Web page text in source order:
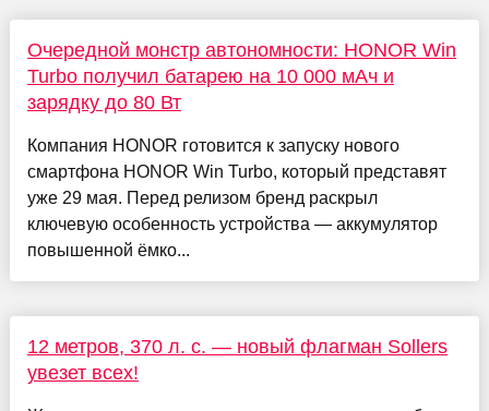
Очередной монстр автономности: HONOR Win
Turbo получил батарею на 10 000 мАч и
зарядку до 80 Вт
Компания HONOR готовится к запуску нового
смартфона HONOR Win Turbo, который представят
уже 29 мая. Перед релизом бренд раскрыл
ключевую особенность устройства — аккумулятор
повышенной ёмко...
12 метров, 370 л. с. — новый флагман Sollers
увезет всех!